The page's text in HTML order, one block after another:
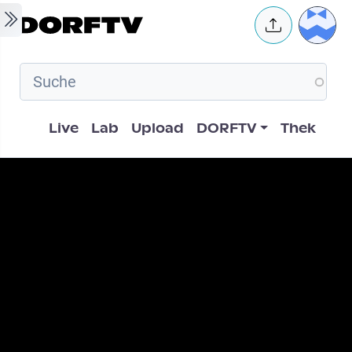
Skip to main content User
Hauptnavigation
Live Lab Upload DORFTV Thek